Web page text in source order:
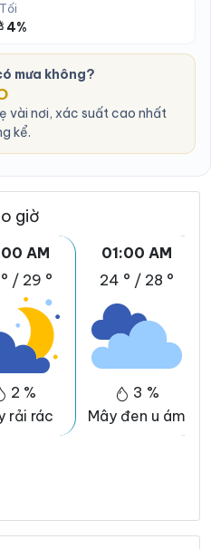
Tối
4%
mưa không?
vài nơi, xác suất cao nhất
kể.
giờ
AM
/ 29 °
2 %
rải rác
01:00 AM
24 ° / 28 °
3 %
Mây đen u ám